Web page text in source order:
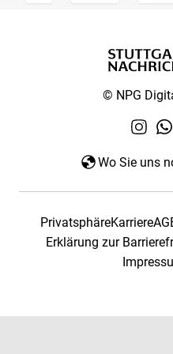
© NPG
Wo Sie uns
PrivatsphäreKarriere
Erklärung zur